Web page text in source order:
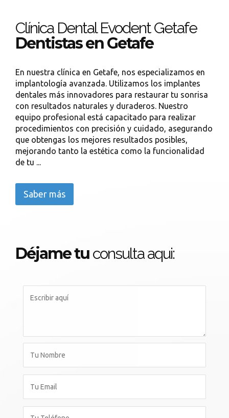
Clínica Dental Evodent Getafe
Dentistas en Getafe
En nuestra clínica en Getafe, nos especializamos en
implantología avanzada. Utilizamos los implantes
dentales más innovadores para restaurar tu sonrisa
con resultados naturales y duraderos. Nuestro
equipo profesional está capacitado para realizar
procedimientos con precisión y cuidado, asegurando
que obtengas los mejores resultados posibles,
mejorando tanto la estética como la funcionalidad
de tu ...
Saber más
Déjame tu consulta aqui: